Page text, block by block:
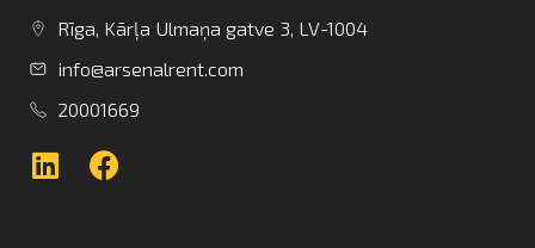
info@arsenalrent.com
+37120001669
Lietuva
Rīga, Kārļa Ulmaņa gatve 3, LV-1004
info@arsenalrent.com
20001669